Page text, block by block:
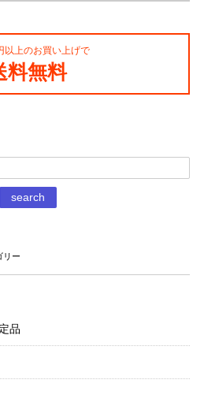
ました。 だるまストーブ探してた
機もブタの蚊取り線香も可愛いで
以上のお買い上げで
料無料
search
リー
品